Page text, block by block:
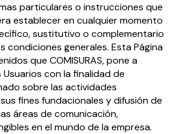
particulares o instrucciones que
establecer en cualquier momento
sustitutivo o complementario
condiciones generales. Esta Página
que COMISURAS, pone a
con la finalidad de
sobre las actividades
fines fundacionales y difusión de
áreas de comunicación,
en el mundo de la empresa.